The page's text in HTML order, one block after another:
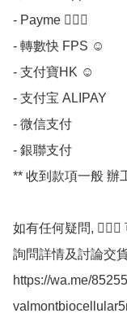
- Payme 💁🏼‍♀
- 轉數快 FPS ☺
- 支付寶HK ☺
- 支付宝 ALIPAY
- 微信支付
- 銀聯支付
** 收到款項一般 辦
如有任何疑問,
詢問詳情及討論交
https://wa.me/